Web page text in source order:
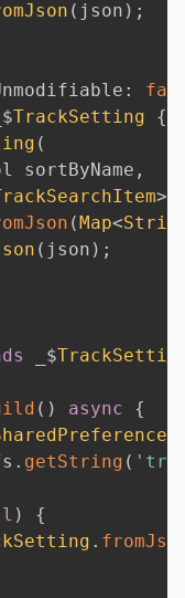
( json ) ;
:
TrackSetting
{
(
sortByName ,
>
(Map<
( json ) ;
_$
( ) async
{
. getString (
)
{
.